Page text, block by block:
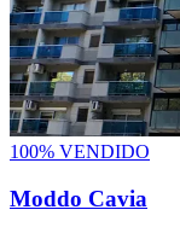
100% VENDIDO
Moddo Cavia